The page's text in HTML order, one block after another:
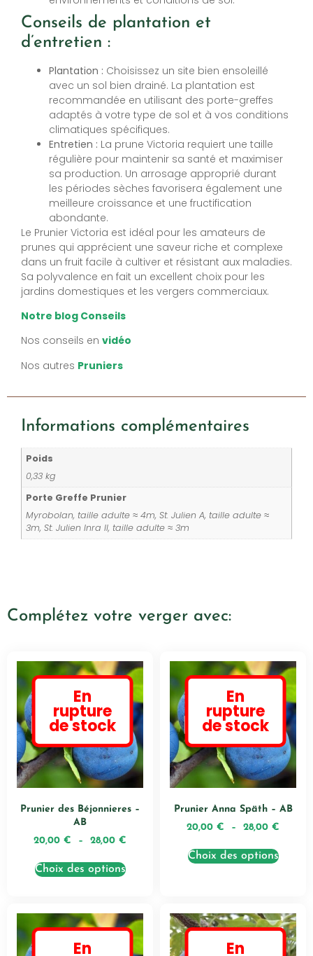
Conseils de plantation et
d’entretien :
Plantation : Choisissez un site bien ensoleillé
avec un sol bien drainé. La plantation est
recommandée en utilisant des porte-greffes
adaptés à votre type de sol et à vos conditions
climatiques spécifiques.
Entretien : La prune Victoria requiert une taille
régulière pour maintenir sa santé et maximiser
sa production. Un arrosage approprié durant
les périodes sèches favorisera également une
meilleure croissance et une fructification
abondante.
Le Prunier Victoria est idéal pour les amateurs de
prunes qui apprécient une saveur riche et complexe
dans un fruit facile à cultiver et résistant aux maladies.
Sa polyvalence en fait un excellent choix pour les
jardins domestiques et les vergers commerciaux.
Notre blog Conseils
Nos conseils en vidéo
Nos autres Pruniers
Informations complémentaires
Poids
0,33 kg
Porte Greffe Prunier
Myrobolan, taille adulte ≈ 4m, St. Julien A, taille adulte ≈
3m, St. Julien Inra II, taille adulte ≈ 3m
Complétez votre verger avec:
En
rupture
de stock
Prunier des Béjonnieres –
AB
20,00 € – 28,00 €
Choix des options
En
rupture
de stock
Prunier Anna Späth – AB
20,00 € – 28,00 €
Choix des options
En En